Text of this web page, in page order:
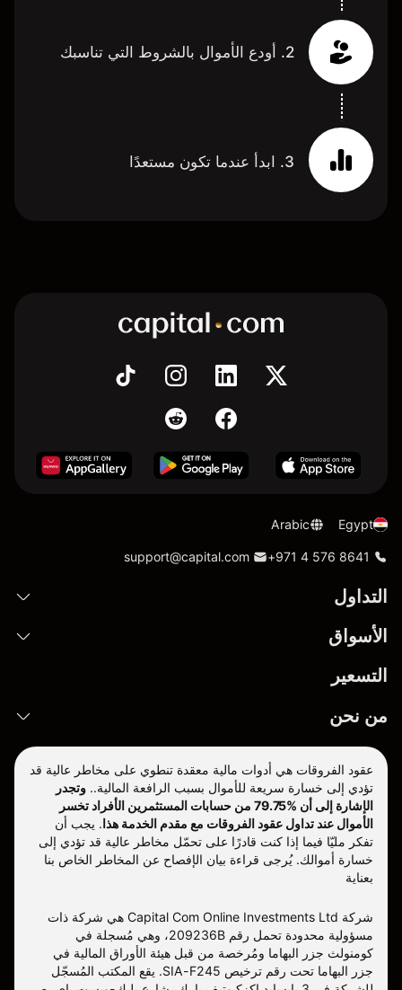
2. أودع الأموال بالشروط التي تناسبك
3. ابدأ عندما تكون مستعدًا
Egypt
Arabic
+971 4 576 8641
support@capital.com
التداول
الأسواق
التسعير
من نحن
عقود الفروقات هي أدوات مالية معقدة تنطوي على مخاطر عالية قد
تؤدي إلى خسارة سريعة للأموال بسبب الرافعة المالية.. وتجدر
الإشارة إلى أن %79.75 من حسابات المستثمرين الأفراد تخسر
الأموال عند تداول عقود الفروقات مع مقدم الخدمة هذا. يجب أن
تفكر مليّا فيما إذا كنت قادرًا على تحمّل مخاطر عالية قد تؤدي إلى
خسارة أموالك. يُرجى قراءة بيان الإفصاح عن المخاطر الخاص بنا
بعناية
شركة Capital Com Online Investments Ltd هي شركة ذات
مسؤولية محدودة تحمل رقم 209236B، وهي مُسجلة في
كومنولث جزر البهاما ومُرخصة من قبل هيئة الأوراق المالية في
جزر البهاما تحت رقم ترخيص SIA-F245. يقع المكتب المُسجّل